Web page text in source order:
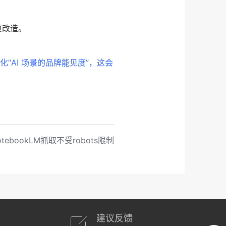
造。
“AI 场景的品牌能见度”，这会
抓取不受robots限制
建议反馈